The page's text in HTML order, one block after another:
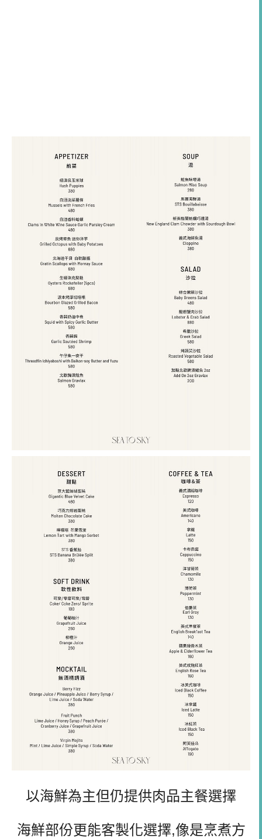
以海鮮為主但仍提供肉品主餐選擇
海鮮部份更能客製化選擇,像是烹煮方